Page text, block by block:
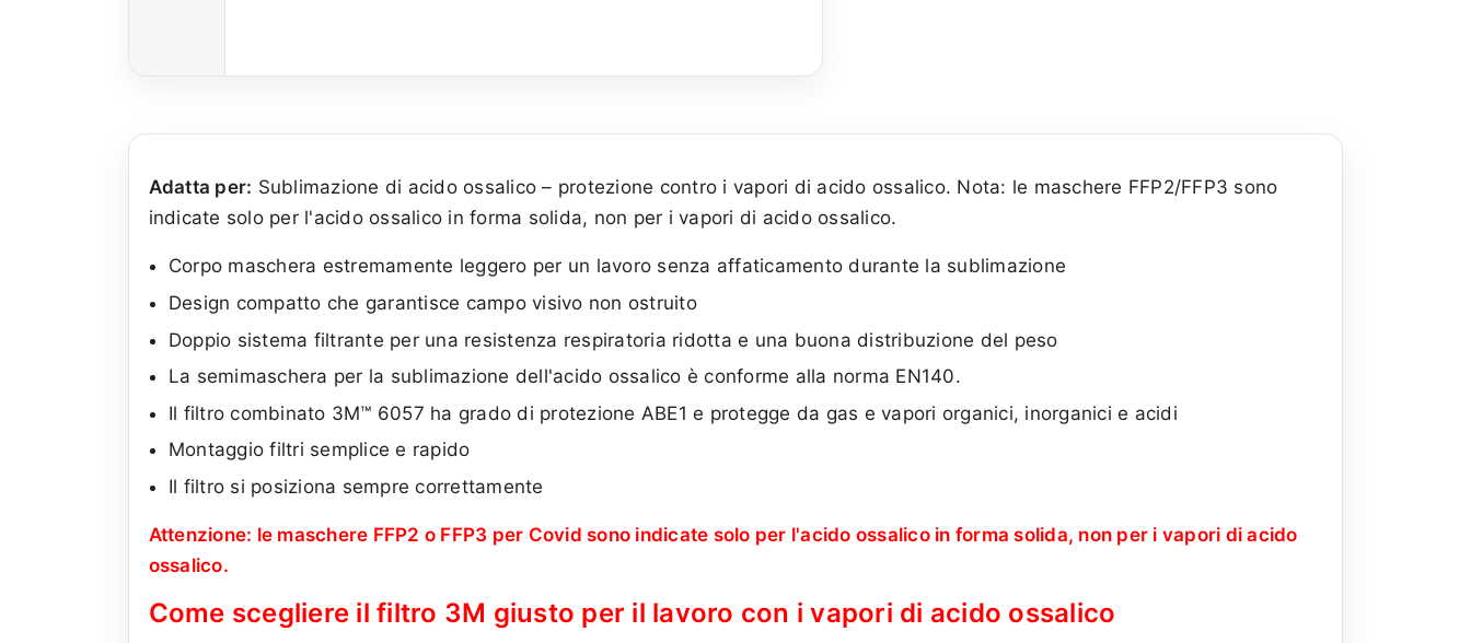
Adatta per: Sublimazione di acido ossalico – protezione contro i vapori di acido ossalico. Nota: le maschere FFP2/FFP3 sono
indicate solo per l'acido ossalico in forma solida, non per i vapori di acido ossalico.
Corpo maschera estremamente leggero per un lavoro senza affaticamento durante la sublimazione
Design compatto che garantisce campo visivo non ostruito
Doppio sistema filtrante per una resistenza respiratoria ridotta e una buona distribuzione del peso
La semimaschera per la sublimazione dell'acido ossalico è conforme alla norma EN140.
Il filtro combinato 3M™ 6057 ha grado di protezione ABE1 e protegge da gas e vapori organici, inorganici e acidi
Montaggio filtri semplice e rapido
Il filtro si posiziona sempre correttamente
Attenzione: le maschere FFP2 o FFP3 per Covid sono indicate solo per l'acido ossalico in forma solida, non per i vapori di acido
ossalico.
Come scegliere il filtro 3M giusto per il lavoro con i vapori di acido ossalico